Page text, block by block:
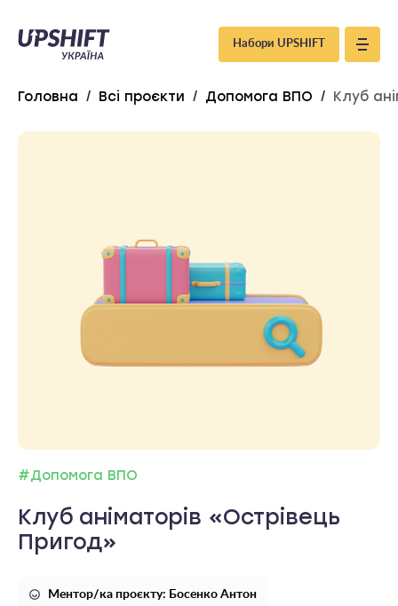
Upshift
–
Україна
Набори UPSHIFT
Головна / Всі проєкти / Допомога ВПО / Клуб
#Допомога ВПО
Клуб аніматорів «Острівець
Пригод»
Ментор/ка проєкту: Босенко Антон